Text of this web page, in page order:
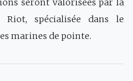
seront valorisées par la
Riot, spécialisée dans le
marines de pointe.